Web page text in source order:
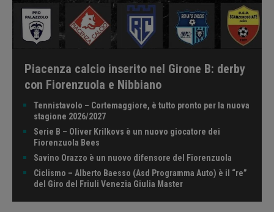
Piacenza calcio inserito nel Girone B: derby
con Fiorenzuola e Nibbiano
Tennistavolo – Cortemaggiore, è tutto pronto per la nuova
stagione 2026/2027
Serie B – Oliver Krilkovs è un nuovo giocatore dei
Fiorenzuola Bees
Savino Orazzo è un nuovo difensore del Fiorenzuola
Ciclismo – Alberto Baesso (Asd Programma Auto) è il “re”
del Giro del Friuli Venezia Giulia Master